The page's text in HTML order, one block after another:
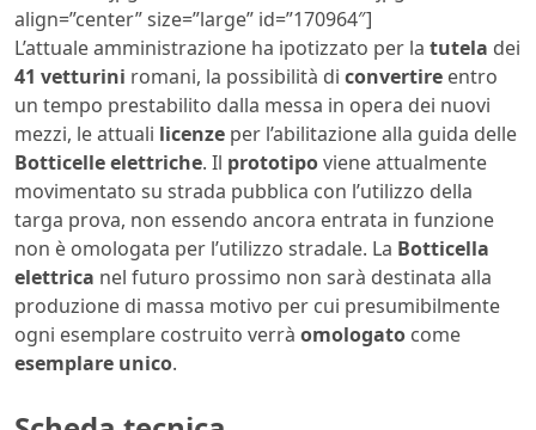
align=”center” size=”large” id=”170964″]
L’attuale amministrazione ha ipotizzato per la tutela dei
41 vetturini romani, la possibilità di convertire entro
un tempo prestabilito dalla messa in opera dei nuovi
mezzi, le attuali licenze per l’abilitazione alla guida delle
Botticelle elettriche. Il prototipoviene attualmente
movimentato su strada pubblica con l’utilizzo della
targa prova, non essendo ancora entrata in funzione
non è omologata per l’utilizzo stradale. La Botticella
elettrica nel futuro prossimo non sarà destinata alla
produzione di massa motivo per cui presumibilmente
ogni esemplare costruito verrà omologato come
esemplare unico.